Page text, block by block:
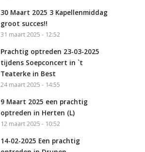
30 Maart 2025 3 Kapellenmiddag
groot succes!!
31 maart 2025 - 12:52
Prachtig optreden 23-03-2025
tijdens Soepconcert in `t
Teaterke in Best
24 maart 2025 - 14:55
9 Maart 2025 een prachtig
optreden in Herten (L)
12 maart 2025 - 10:52
14-02-2025 Een prachtig